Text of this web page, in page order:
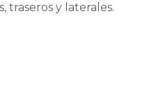
traseros y laterales.